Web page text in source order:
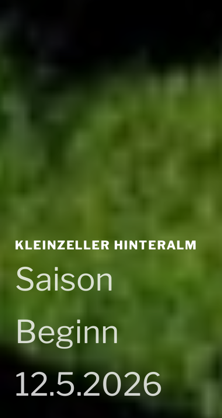
KLEINZELLER HINTERALM
Saison
Beginn
12.5.2026